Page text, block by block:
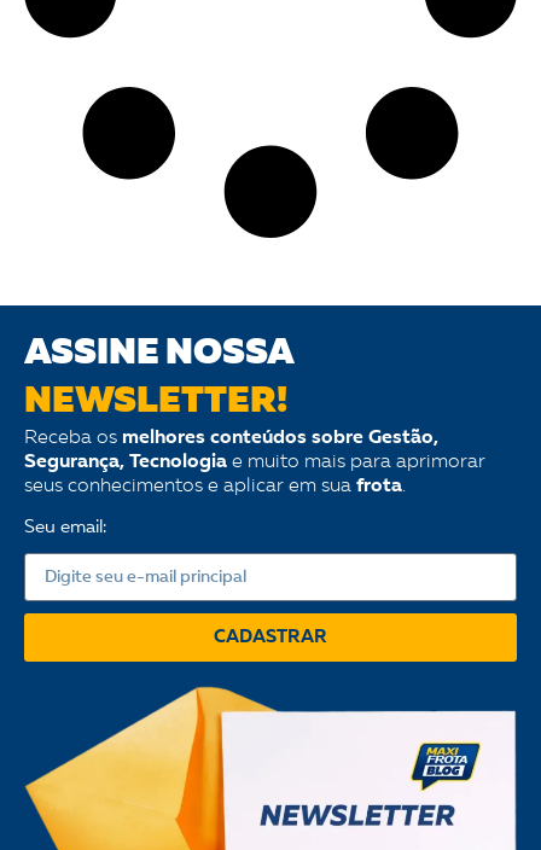
ASSINE NOSSA
NEWSLETTER!
Receba os melhores conteúdos sobre Gestão,
Segurança, Tecnologia e muito mais para aprimorar
seus conhecimentos e aplicar em sua frota.
Seu email:
CADASTRAR